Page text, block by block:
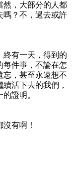
然，大部分的人都
嗎？不，過去或許
終有一天，得到的
每件事，不論在怎
忘，甚至永遠想不
活下去的我們，
證明。
有啊！